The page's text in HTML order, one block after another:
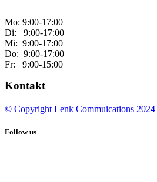
Mo: 9:00-17:00
Di: 9:00-17:00
Mi: 9:00-17:00
Do: 9:00-17:00
Fr: 9:00-15:00
Kontakt
© Copyright Lenk Commuications 2024
Follow us